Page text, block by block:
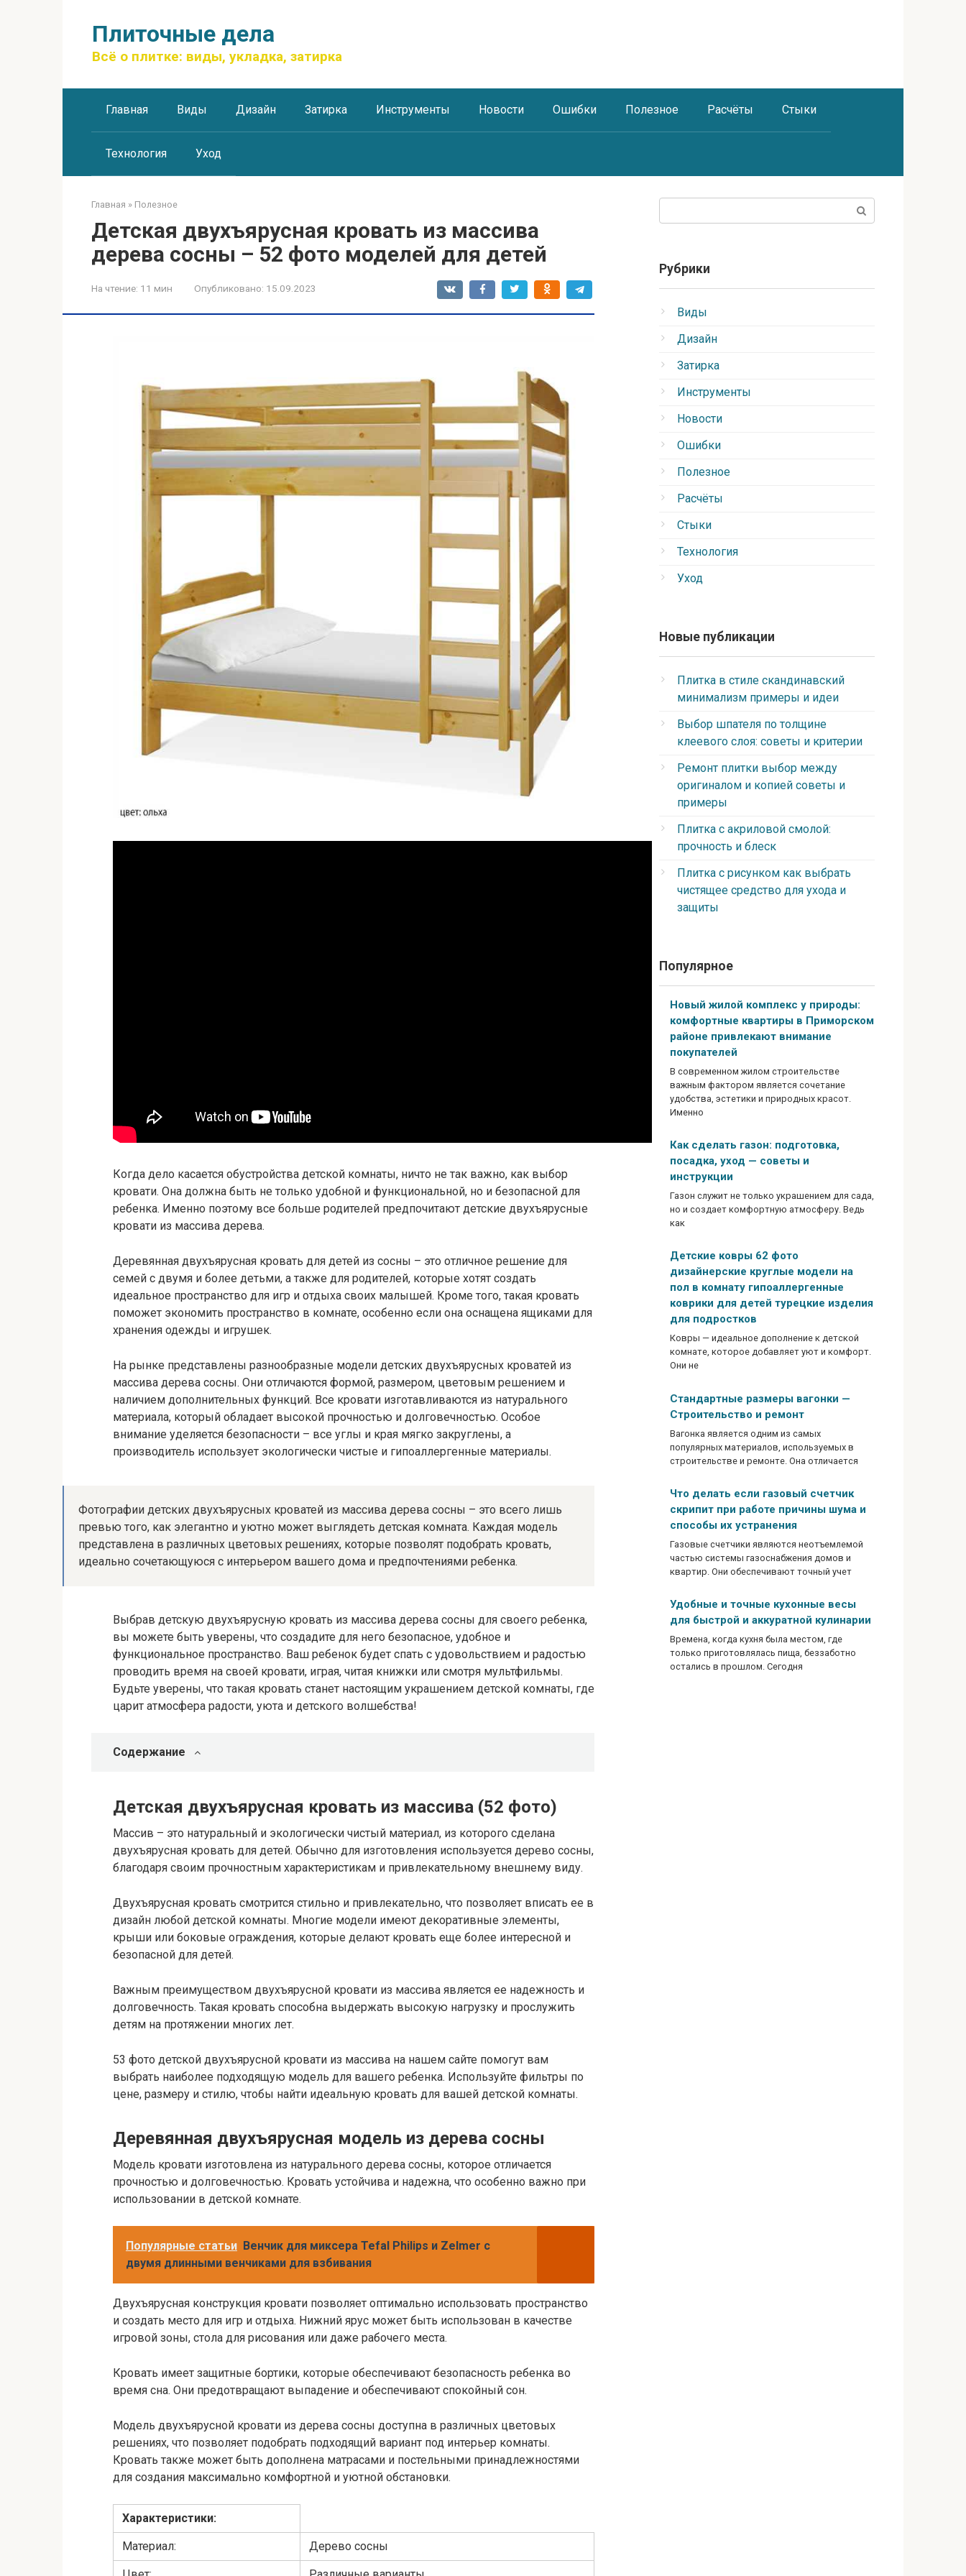
Плиточные дела
Всё о плитке: виды, укладка, затирка
Главная Виды Дизайн Затирка Инструменты Новости Ошибки Полезное Расчёты Стыки
Технология Уход
Главная » Полезное
Детская двухъярусная кровать из массива
дерева сосны – 52 фото моделей для детей
На чтение: 11 мин Опубликовано: 15.09.2023
Когда дело касается обустройства детской комнаты, ничто не так важно, как выбор
кровати. Она должна быть не только удобной и функциональной, но и безопасной для
ребенка. Именно поэтому все больше родителей предпочитают детские двухъярусные
кровати из массива дерева.
Деревянная двухъярусная кровать для детей из сосны – это отличное решение для
семей с двумя и более детьми, а также для родителей, которые хотят создать
идеальное пространство для игр и отдыха своих малышей. Кроме того, такая кровать
поможет экономить пространство в комнате, особенно если она оснащена ящиками для
хранения одежды и игрушек.
На рынке представлены разнообразные модели детских двухъярусных кроватей из
массива дерева сосны. Они отличаются формой, размером, цветовым решением и
наличием дополнительных функций. Все кровати изготавливаются из натурального
материала, который обладает высокой прочностью и долговечностью. Особое
внимание уделяется безопасности – все углы и края мягко закруглены, а
производитель использует экологически чистые и гипоаллергенные материалы.
Фотографии детских двухъярусных кроватей из массива дерева сосны – это всего лишь
превью того, как элегантно и уютно может выглядеть детская комната. Каждая модель
представлена в различных цветовых решениях, которые позволят подобрать кровать,
идеально сочетающуюся с интерьером вашего дома и предпочтениями ребенка.
Выбрав детскую двухъярусную кровать из массива дерева сосны для своего ребенка,
вы можете быть уверены, что создадите для него безопасное, удобное и
функциональное пространство. Ваш ребенок будет спать с удовольствием и радостью
проводить время на своей кровати, играя, читая книжки или смотря мультфильмы.
Будьте уверены, что такая кровать станет настоящим украшением детской комнаты, где
царит атмосфера радости, уюта и детского волшебства!
Содержание
Детская двухъярусная кровать из массива (52 фото)
Массив – это натуральный и экологически чистый материал, из которого сделана
двухъярусная кровать для детей. Обычно для изготовления используется дерево сосны,
благодаря своим прочностным характеристикам и привлекательному внешнему виду.
Двухъярусная кровать смотрится стильно и привлекательно, что позволяет вписать ее в
дизайн любой детской комнаты. Многие модели имеют декоративные элементы,
крыши или боковые ограждения, которые делают кровать еще более интересной и
безопасной для детей.
Важным преимуществом двухъярусной кровати из массива является ее надежность и
долговечность. Такая кровать способна выдержать высокую нагрузку и прослужить
детям на протяжении многих лет.
53 фото детской двухъярусной кровати из массива на нашем сайте помогут вам
выбрать наиболее подходящую модель для вашего ребенка. Используйте фильтры по
цене, размеру и стилю, чтобы найти идеальную кровать для вашей детской комнаты.
Деревянная двухъярусная модель из дерева сосны
Модель кровати изготовлена из натурального дерева сосны, которое отличается
прочностью и долговечностью. Кровать устойчива и надежна, что особенно важно при
использовании в детской комнате.
Популярные статьи Венчик для миксера Tefal Philips и Zelmer с
двумя длинными венчиками для взбивания
Двухъярусная конструкция кровати позволяет оптимально использовать пространство
и создать место для игр и отдыха. Нижний ярус может быть использован в качестве
игровой зоны, стола для рисования или даже рабочего места.
Кровать имеет защитные бортики, которые обеспечивают безопасность ребенка во
время сна. Они предотвращают выпадение и обеспечивают спокойный сон.
Модель двухъярусной кровати из дерева сосны доступна в различных цветовых
решениях, что позволяет подобрать подходящий вариант под интерьер комнаты.
Кровать также может быть дополнена матрасами и постельными принадлежностями
для создания максимально комфортной и уютной обстановки.
Характеристики:
Материал: Дерево сосны
Рубрики
Виды
Дизайн
Затирка
Инструменты
Новости
Ошибки
Полезное
Расчёты
Стыки
Технология
Уход
Новые публикации
Плитка в стиле скандинавский
минимализм примеры и идеи
Выбор шпателя по толщине
клеевого слоя: советы и критерии
Ремонт плитки выбор между
оригиналом и копией советы и
примеры
Плитка с акриловой смолой:
прочность и блеск
Плитка с рисунком как выбрать
чистящее средство для ухода и
защиты
Популярное
Новый жилой комплекс у природы:
комфортные квартиры в Приморском
районе привлекают внимание
покупателей
В современном жилом строительстве
важным фактором является сочетание
удобства, эстетики и природных красот.
Именно
Как сделать газон: подготовка,
посадка, уход — советы и
инструкции
Газон служит не только украшением для сада,
но и создает комфортную атмосферу. Ведь
как
Детские ковры 62 фото
дизайнерские круглые модели на
пол в комнату гипоаллергенные
коврики для детей турецкие изделия
для подростков
Ковры — идеальное дополнение к детской
комнате, которое добавляет уют и комфорт.
Они не
Стандартные размеры вагонки —
Строительство и ремонт
Вагонка является одним из самых
популярных материалов, используемых в
строительстве и ремонте. Она отличается
Что делать если газовый счетчик
скрипит при работе причины шума и
способы их устранения
Газовые счетчики являются неотъемлемой
частью системы газоснабжения домов и
квартир. Они обеспечивают точный учет
Удобные и точные кухонные весы
для быстрой и аккуратной кулинарии
Времена, когда кухня была местом, где
только приготовлялась пища, беззаботно
остались в прошлом. Сегодня